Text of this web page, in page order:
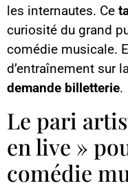
les internautes. Ce
curiosité du grand
comédie musicale.
d’entraînement sur la
demande billetterie.
Le pari
en live »
comédie